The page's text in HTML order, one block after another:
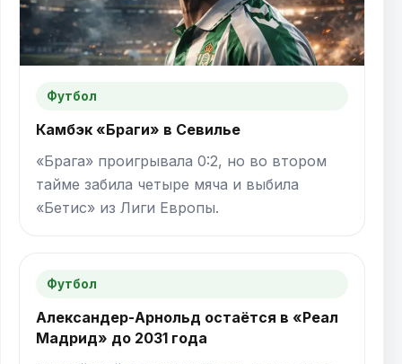
Футбол
Камбэк «Браги» в Севилье
«Брага» проигрывала 0:2, но во втором
тайме забила четыре мяча и выбила
«Бетис» из Лиги Европы.
Футбол
Александер-Арнольд остаётся в «Реал
Мадрид» до 2031 года